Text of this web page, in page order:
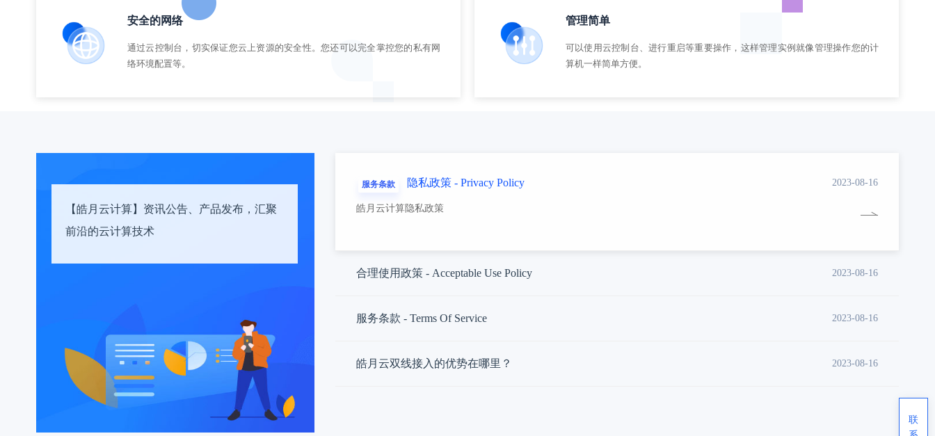
安全的网络
通过云控制台，切实保证您云上资源的安全性。您还可以完全掌控您的私有网
络环境配置等。
管理简单
可以使用云控制台、进行重启等重要操作，这样管理实例就像管理操作您的计
算机一样简单方便。
【皓月云计算】资讯公告、产品发布，汇聚
前沿的云计算技术
服务条款 隐私政策 - Privacy Policy 2023-08-16
皓月云计算隐私政策
合理使用政策 - Acceptable Use Policy
2023-08-16
服务条款 - Terms Of Service
2023-08-16
皓月云双线接入的优势在哪里？ 2023-08-16
联